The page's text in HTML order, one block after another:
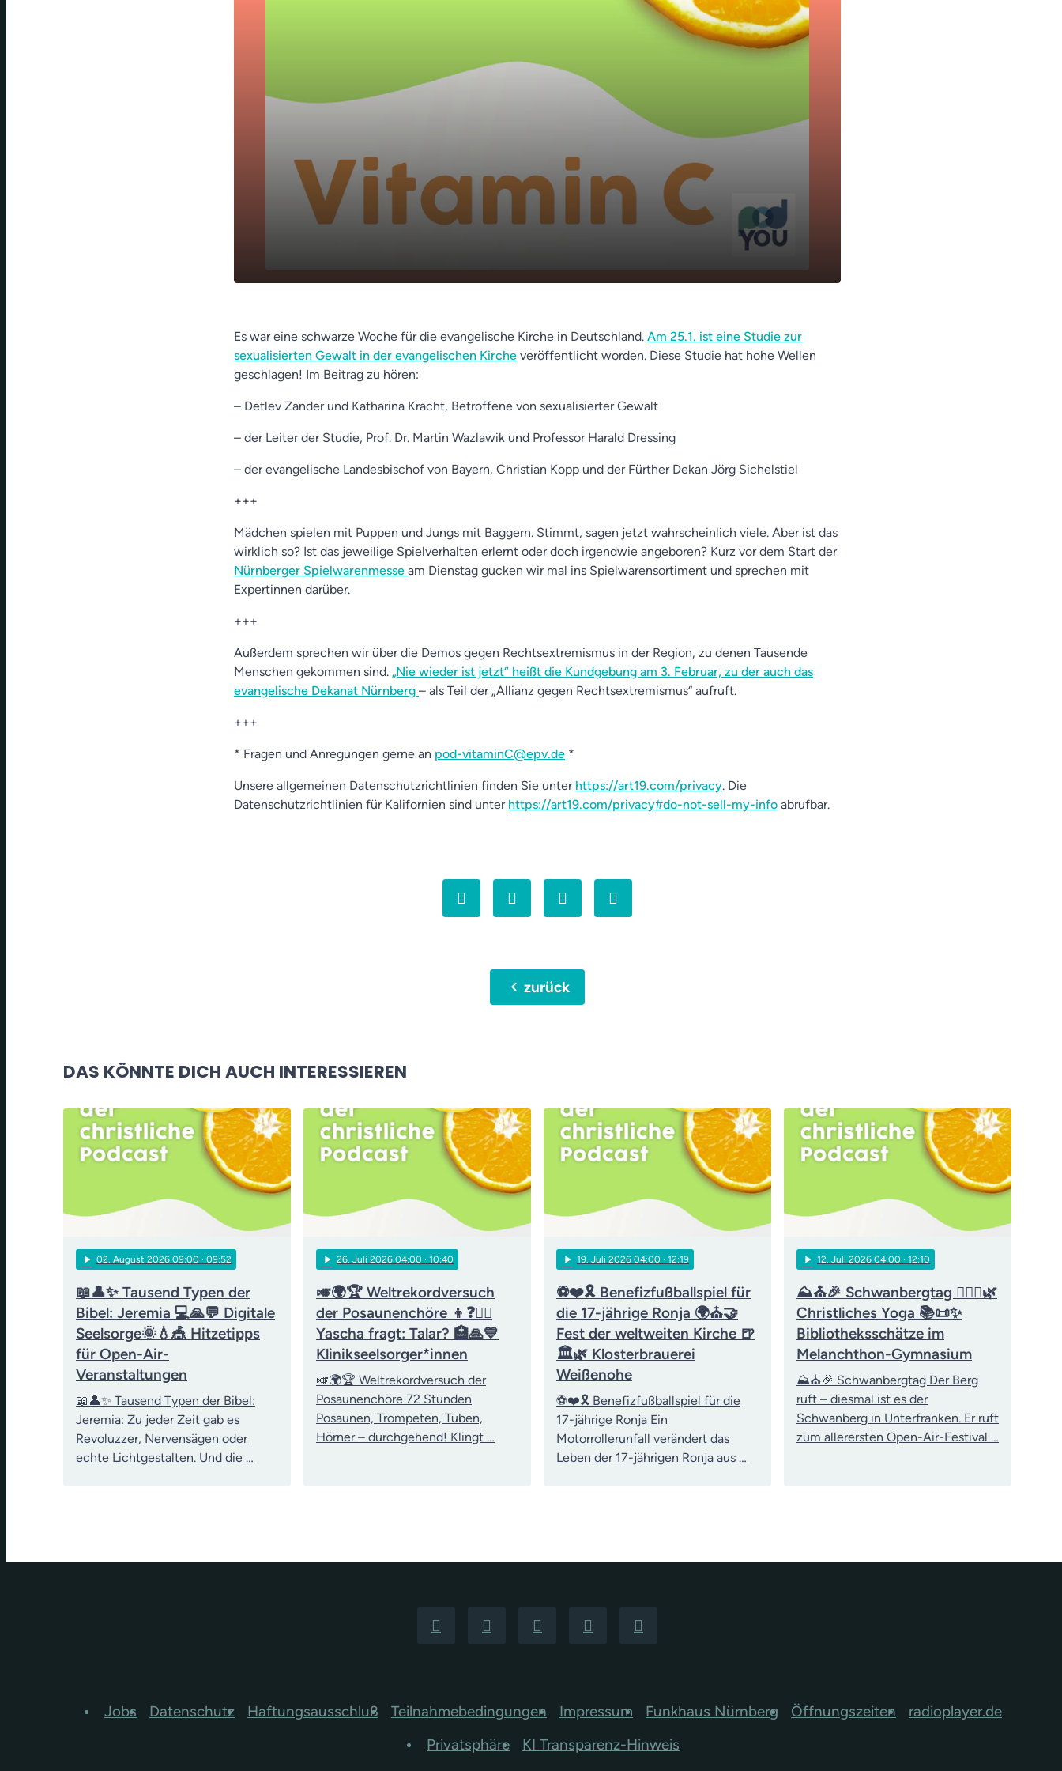
für Jungs
Es war eine schwarze Woche für die evangelische Kirche in Deutschland. Am 25.1. ist eine Studie zur
sexualisierten Gewalt in der evangelischen Kirche veröffentlicht worden. Diese Studie hat hohe Wellen
geschlagen! Im Beitrag zu hören:
– Detlev Zander und Katharina Kracht, Betroffene von sexualisierter Gewalt
– der Leiter der Studie, Prof. Dr. Martin Wazlawik und Professor Harald Dressing
– der evangelische Landesbischof von Bayern, Christian Kopp und der Fürther Dekan Jörg Sichelstiel
+++
Mädchen spielen mit Puppen und Jungs mit Baggern. Stimmt, sagen jetzt wahrscheinlich viele. Aber ist das
wirklich so? Ist das jeweilige Spielverhalten erlernt oder doch irgendwie angeboren? Kurz vor dem Start der
Nürnberger Spielwarenmesse am Dienstag gucken wir mal ins Spielwarensortiment und sprechen mit
Expertinnen darüber.
+++
Außerdem sprechen wir über die Demos gegen Rechtsextremismus in der Region, zu denen Tausende
Menschen gekommen sind. „Nie wieder ist jetzt“ heißt die Kundgebung am 3. Februar, zu der auch das
evangelische Dekanat Nürnberg – als Teil der „Allianz gegen Rechtsextremismus“ aufruft.
+++
* Fragen und Anregungen gerne an pod-vitaminC@epv.de *
Unsere allgemeinen Datenschutzrichtlinien finden Sie unter https://art19.com/privacy. Die
Datenschutzrichtlinien für Kalifornien sind unter https://art19.com/privacy#do-not-sell-my-info abrufbar.
chevron_leftzurück
DAS KÖNNTE DICH AUCH INTERESSIEREN
play_arrow 02 . August 2026 09:00 · 09:52
📖👤✨ Tausend Typen der
Bibel: Jeremia 💻🙏💬 Digitale
Seelsorge🌞💧🎪 Hitzetipps
für Open-Air-
Veranstaltungen
📖👤✨ Tausend Typen der Bibel:
Jeremia: Zu jeder Zeit gab es
Revoluzzer, Nervensägen oder
echte Lichtgestalten. Und die …
play_arrow 26 . Juli 2026 04:00 · 10:40
🎺🌍🏆 Weltrekordversuch
der Posaunenchöre 👦❓👨‍⚖️
Yascha fragt: Talar? 🏥🙏💙
Klinikseelsorger*innen
🎺🌍🏆 Weltrekordversuch der
Posaunenchöre 72 Stunden
Posaunen, Trompeten, Tuben,
Hörner – durchgehend! Klingt …
play_arrow 19 . Juli 2026 04:00 · 12:19
⚽❤️🎗️ Benefizfußballspiel für
die 17-jährige Ronja 🌍⛪🤝
Fest der weltweiten Kirche 🍺
🏛️🌿 Klosterbrauerei
Weißenohe
⚽❤️🎗️ Benefizfußballspiel für die
17-jährige Ronja Ein
Motorrollerunfall verändert das
Leben der 17-jährigen Ronja aus …
play_arrow 12 . Juli 2026 04:00 · 12:10
⛰️⛪🎉 Schwanbergtag 🧘‍♀️✝️🌿
Christliches Yoga 📚📜✨
Bibliotheksschätze im
Melanchthon-Gymnasium
⛰️⛪🎉 Schwanbergtag Der Berg
ruft – diesmal ist es der
Schwanberg in Unterfranken. Er ruft
zum allerersten Open-Air-Festival …
Jobs Datenschutz Haftungsausschluß Teilnahmebedingungen Impressum Funkhaus Nürnberg Öffnungszeiten
radioplayer.de
Privatsphäre
KI Transparenz-Hinweis